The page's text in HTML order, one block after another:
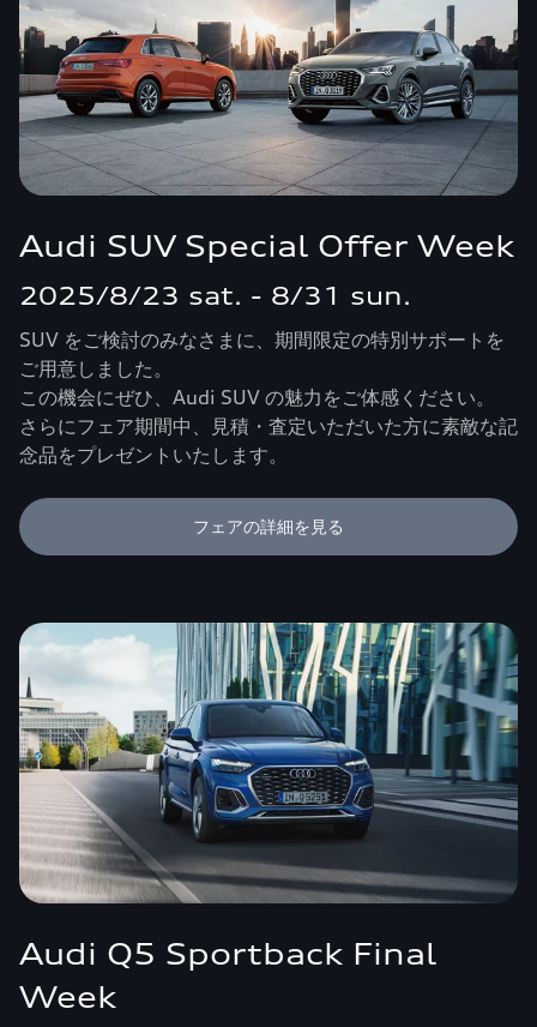
Audi SUV Special Offer Week
2025/8/23 sat. - 8/31 sun.
SUV をご検討のみなさまに、期間限定の特別サポートを
ご用意しました。
この機会にぜひ、Audi SUV の魅力をご体感ください。
さらにフェア期間中、見積・査定いただいた方に素敵な記
念品をプレゼントいたします。
フェアの詳細を見る
Audi Q5 Sportback Final
Week